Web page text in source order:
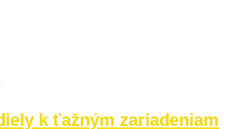
k ťažným zariadeniam